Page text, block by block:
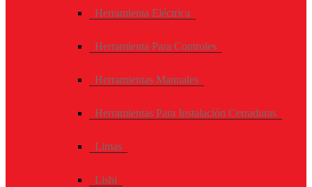
Herramienta Eléctrica
Herramienta Para Controles
Herramientas Manuales
Herramientas Para Instalación Cerraduras
Limas
Lishi